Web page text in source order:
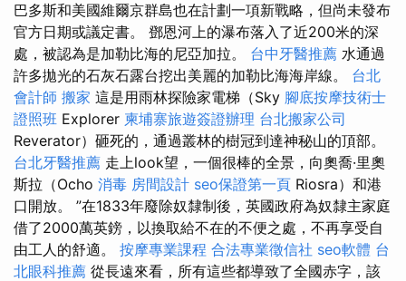
巴多斯和美國維爾京群島也在計劃一項新戰略，但尚未發布
官方日期或議定書。 鄧恩河上的瀑布落入了近200米的深
處，被認為是加勒比海的尼亞加拉。 台中牙醫推薦 水通過
許多拋光的石灰石露台挖出美麗的加勒比海海岸線。 台北
會計師 搬家 這是用雨林探險家電梯（Sky 腳底按摩技術士
證照班 Explorer 柬埔寨旅遊簽證辦理 台北搬家公司
Reverator）砸死的，通過叢林的樹冠到達神秘山的頂部。
台北牙醫推薦 走上look望，一個很棒的全景，向奧喬·里奧
斯拉（Ocho 消毒 房間設計 seo保證第一頁 Riosra）和港
口開放。 ”在1833年廢除奴隸制後，英國政府為奴隸主家庭
借了2000萬英鎊，以換取給不在的不便之處，不再享受自
由工人的舒適。 按摩專業課程 合法專業徵信社 seo軟體 台
北眼科推薦 從長遠來看，所有這些都導致了全國赤字，該